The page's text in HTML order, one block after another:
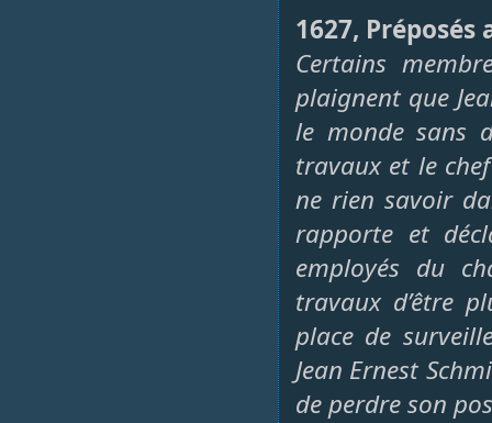
1627,
Certains
plaignent que
le monde sans
travaux et le
ne rien savoir
rapporte et
employés du
travaux d’être
place de
Jean Ernest
de perdre son